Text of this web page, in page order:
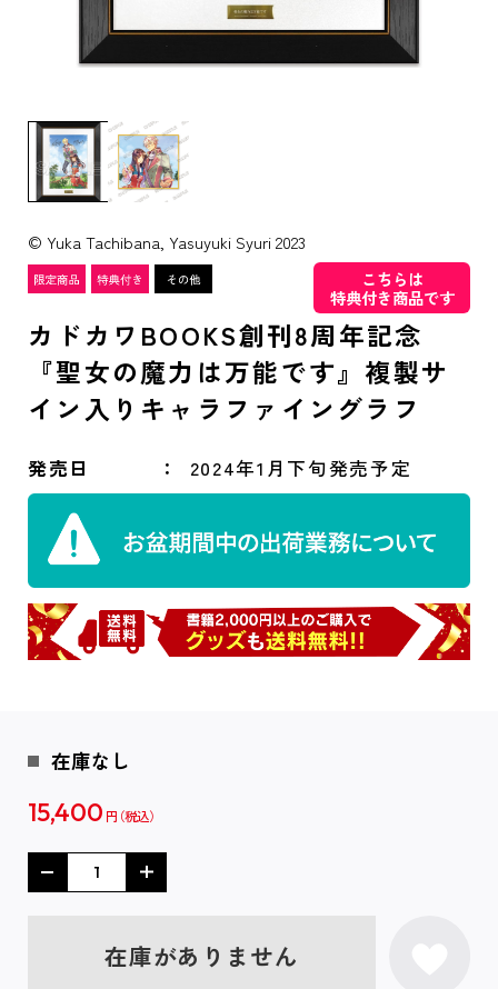
© Yuka Tachibana, Yasuyuki Syuri 2023
こちらは
特典付き商品です
カドカワBOOKS創刊8周年記念
『聖女の魔力は万能です』複製サ
イン入りキャラファイングラフ
発売日 2024年1月下旬発売予定
在庫なし
15,400 円
在庫がありません